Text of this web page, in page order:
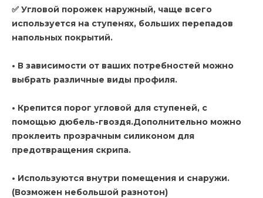
✅ Угловой порожек наружный, чаще всего
используется на ступенях, больших перепадов
напольных покрытий.
• В зависимости от ваших потребностей можно
выбрать различные виды профиля.
• Крепится порог угловой для ступеней, с
помощью дюбель-гвоздя.Дополнительно можно
проклеить прозрачным силиконом для
предотвращения скрипа.
• Используются внутри помещения и снаружи.
(Возможен небольшой разнотон)